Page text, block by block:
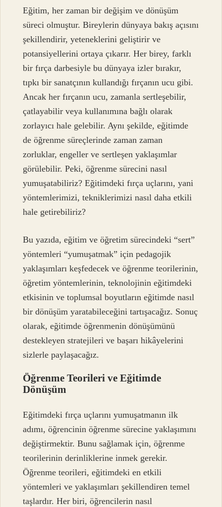
Eğitim, her zaman bir değişim ve dönüşüm
süreci olmuştur. Bireylerin dünyaya bakış açısını
şekillendirir, yeteneklerini geliştirir ve
potansiyellerini ortaya çıkarır. Her birey, farklı
bir fırça darbesiyle bu dünyaya izler bırakır,
tıpkı bir sanatçının kullandığı fırçanın ucu gibi.
Ancak her fırçanın ucu, zamanla sertleşebilir,
çatlayabilir veya kullanımına bağlı olarak
zorlayıcı hale gelebilir. Aynı şekilde, eğitimde
de öğrenme süreçlerinde zaman zaman
zorluklar, engeller ve sertleşen yaklaşımlar
görülebilir. Peki, öğrenme sürecini nasıl
yumuşatabiliriz? Eğitimdeki fırça uçlarını, yani
yöntemlerimizi, tekniklerimizi nasıl daha etkili
hale getirebiliriz?
Bu yazıda, eğitim ve öğretim sürecindeki “sert”
yöntemleri “yumuşatmak” için pedagojik
yaklaşımları keşfedecek ve öğrenme teorilerinin,
öğretim yöntemlerinin, teknolojinin eğitimdeki
etkisinin ve toplumsal boyutların eğitimde nasıl
bir dönüşüm yaratabileceğini tartışacağız. Sonuç
olarak, eğitimde öğrenmenin dönüşümünü
destekleyen stratejileri ve başarı hikâyelerini
sizlerle paylaşacağız.
Öğrenme Teorileri ve Eğitimde
Dönüşüm
Eğitimdeki fırça uçlarını yumuşatmanın ilk
adımı, öğrencinin öğrenme sürecine yaklaşımını
değiştirmektir. Bunu sağlamak için, öğrenme
teorilerinin derinliklerine inmek gerekir.
Öğrenme teorileri, eğitimdeki en etkili
yöntemleri ve yaklaşımları şekillendiren temel
taşlardır. Her biri, öğrencilerin nasıl